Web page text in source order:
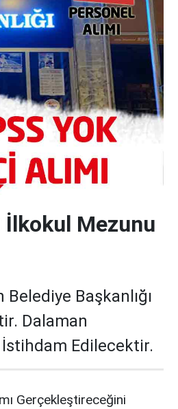
İlkokul Mezunu
Belediye Başkanlığı
Dalaman
Edilecektir.
Gerçekleştireceğini